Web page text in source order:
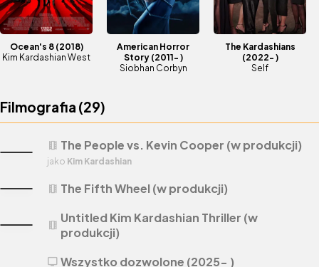
Ocean's 8 (2018)
Kim Kardashian West
American Horror
Story (2011- )
Siobhan Corbyn
The Kardashians
(2022- )
Self
Filmografia (29)
theaters The People vs. Kevin Cooper (w produkcji)
jako Kim Kardashian
theaters The Fifth Wheel (w produkcji)
theaters Untitled Kim Kardashian Thriller (w
produkcji)
tv Wszystko dozwolone (2025- )